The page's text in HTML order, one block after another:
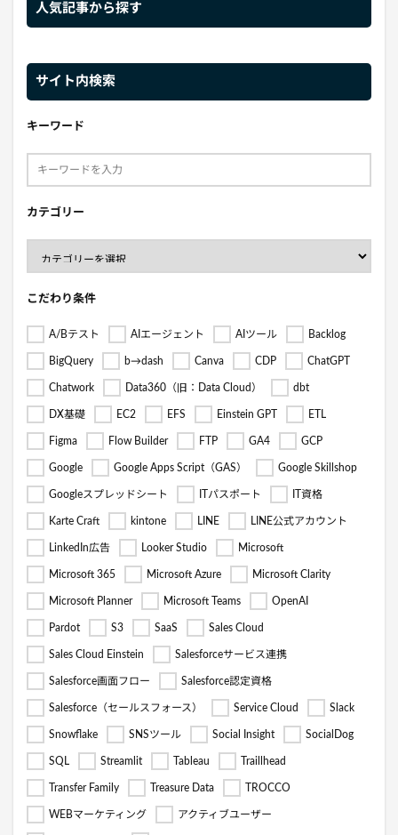
人気記事から探す
サイト内検索
キーワード
カテゴリー
こだわり条件
A/Bテスト AIエージェント AIツール Backlog
BigQuery b→dash Canva CDP ChatGPT
Chatwork Data360（旧：Data Cloud） dbt
DX基礎 EC2 EFS Einstein GPT ETL
Figma Flow Builder FTP GA4 GCP
Google Google Apps Script（GAS） Google Skillshop
Googleスプレッドシート ITパスポート IT資格
Karte Craft kintone LINE LINE公式アカウント
LinkedIn広告 Looker Studio Microsoft
Microsoft 365 Microsoft Azure Microsoft Clarity
Microsoft Planner Microsoft Teams OpenAI
Pardot S3 SaaS Sales Cloud
Sales Cloud Einstein Salesforceサービス連携
Salesforce画面フロー Salesforce認定資格
Salesforce（セールスフォース） Service Cloud Slack
Snowflake SNSツール Social Insight SocialDog
SQL Streamlit Tableau Traillhead
Transfer Family Treasure Data TROCCO
WEBマーケティング アクティブユーザー